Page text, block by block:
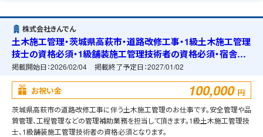
株式会社きんでん
土木施工管理・茨城県高萩市・道路改修工事・1級土木施工管理
技士の資格必須・1級舗装施工管理技術者の資格必須・宿舎の
準備可能
掲載開始日：2026/02/04 掲載終了予定日：2027/01/02
お祝い金 100,000 円
茨城県高萩市の道路改修工事に伴う土木施工管理のお仕事です。安全管理や品
質管理、工程管理などの管理補助業務を担当して頂きます。1級土木施工管理技
士、1級舗装施工管理技術者の資格必須となります。